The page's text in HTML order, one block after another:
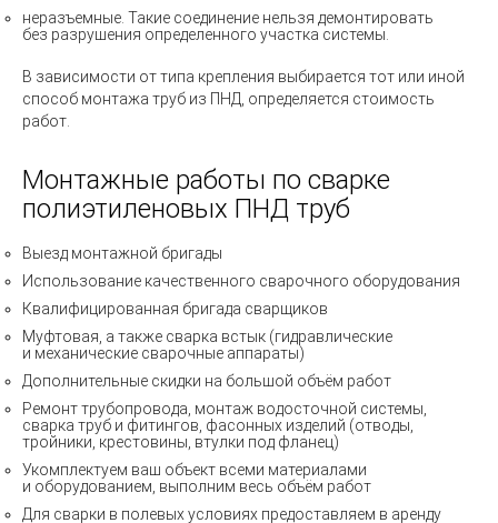
неразъемные. Такие соединение нельзя демонтировать
без разрушения определенного участка системы.
В зависимости от типа крепления выбирается тот или иной
способ монтажа труб из ПНД, определяется стоимость
работ.
Монтажные работы по сварке
полиэтиленовых ПНД труб
Выезд монтажной бригады
Использование качественного сварочного оборудования
Квалифицированная бригада сварщиков
Муфтовая, а также сварка встык (гидравлические
и механические сварочные аппараты)
Дополнительные скидки на большой объём работ
Ремонт трубопровода, монтаж водосточной системы,
сварка труб и фитингов, фасонных изделий (отводы,
тройники, крестовины, втулки под фланец)
Укомплектуем ваш объект всеми материалами
и оборудованием, выполним весь объём работ
Для сварки в полевых условиях предоставляем в аренду